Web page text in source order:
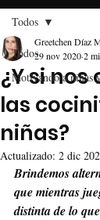
Todos
Motivando a niñas
Todos
¿Y si
las
niñas?
Greetchen Díaz
29 nov 20202
Actualizado: 2 dic
Brindemos
que mientras
distinta de lo